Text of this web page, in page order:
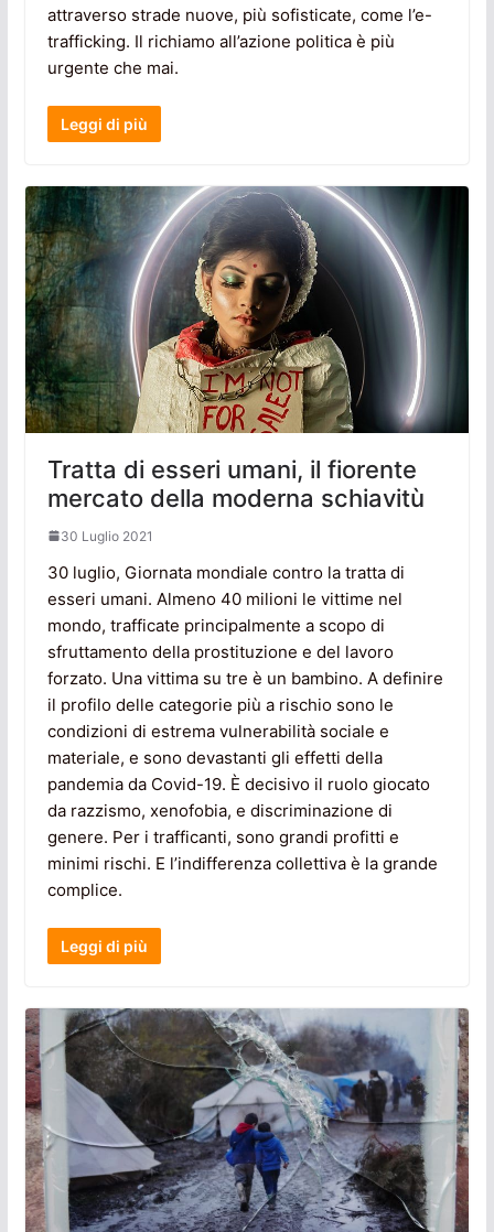
attraverso strade nuove, più sofisticate, come l’e-
trafficking. Il richiamo all’azione politica è più
urgente che mai.
Leggi di più
Tratta di esseri umani, il fiorente
mercato della moderna schiavitù
30 Luglio 2021
30 luglio, Giornata mondiale contro la tratta di
esseri umani. Almeno 40 milioni le vittime nel
mondo, trafficate principalmente a scopo di
sfruttamento della prostituzione e del lavoro
forzato. Una vittima su tre è un bambino. A definire
il profilo delle categorie più a rischio sono le
condizioni di estrema vulnerabilità sociale e
materiale, e sono devastanti gli effetti della
pandemia da Covid-19. È decisivo il ruolo giocato
da razzismo, xenofobia, e discriminazione di
genere. Per i trafficanti, sono grandi profitti e
minimi rischi. E l’indifferenza collettiva è la grande
complice.
Leggi di più